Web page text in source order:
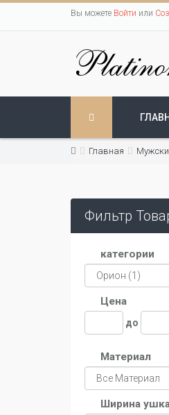
Вы можете Войти или
Главная
Фильтр
категории
Цена
до
Материал
Ширина